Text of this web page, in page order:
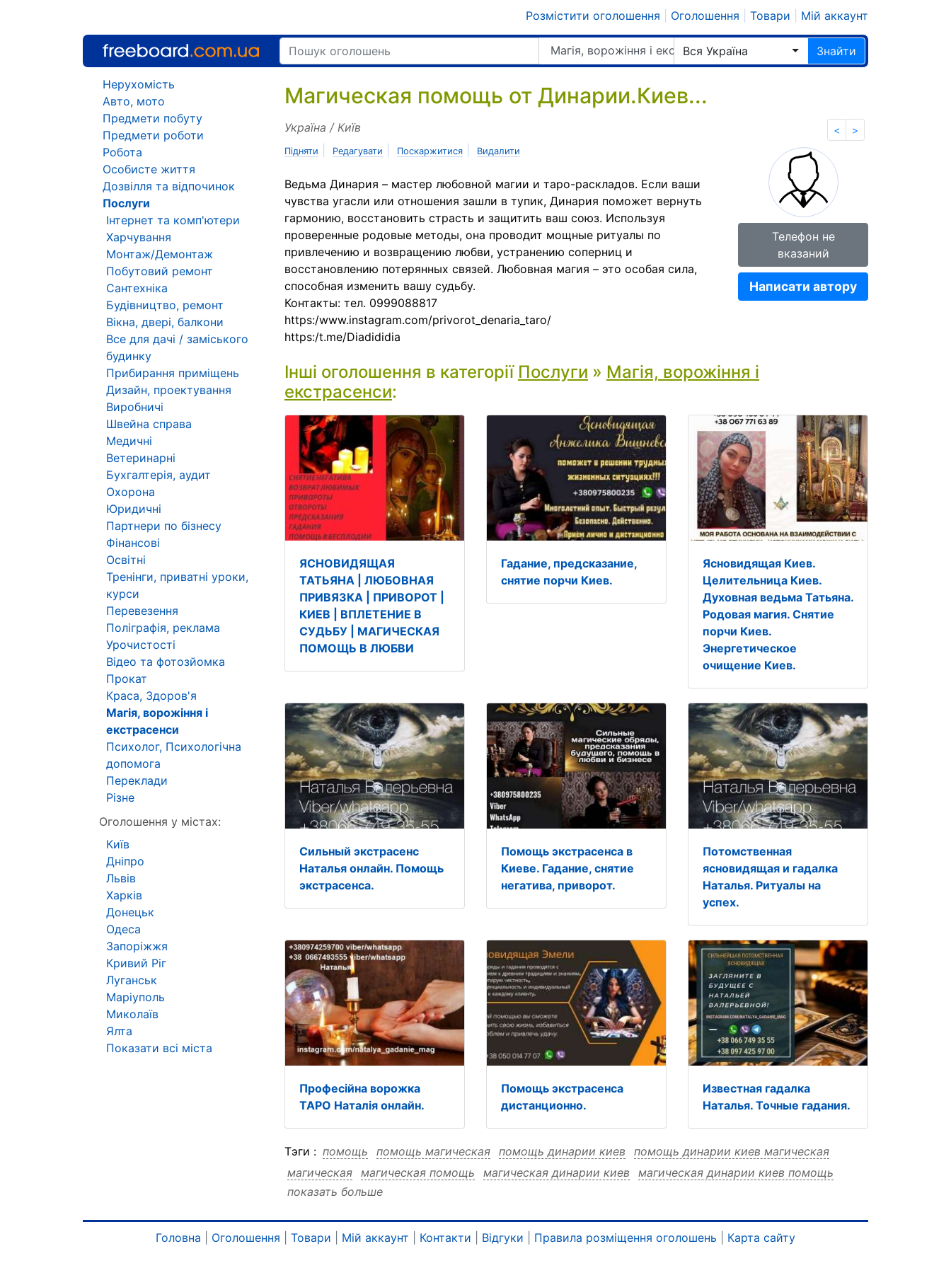
Розмістити оголошення Оголошення Товари Мій аккаунт
Магія, ворожіння і екстрасенси
Вся Україна Знайти
Магическая помощь от Динарии.Киев...
< >
Україна / Київ
Підняти Редагувати Поскаржитися Видалити
Ведьма Динария – мастер любовной магии и таро-раскладов. Если ваши
чувства угасли или отношения зашли в тупик, Динария поможет вернуть
гармонию, восстановить страсть и защитить ваш союз. Используя
проверенные родовые методы, она проводит мощные ритуалы по
привлечению и возвращению любви, устранению соперниц и
восстановлению потерянных связей. Любовная магия – это особая сила,
способная изменить вашу судьбу.
Контакты: тел. 0999088817
https:/www.instagram.com/privorot_denaria_taro/
https:/t.me/Diadididia
Телефон не
вказаний
Написати автору
Інші оголошення в категорії Послуги » Магія, ворожіння і
екстрасенси:
ЯСНОВИДЯЩАЯ
ТАТЬЯНА | ЛЮБОВНАЯ
ПРИВЯЗКА | ПРИВОРОТ |
КИЕВ | ВПЛЕТЕНИЕ В
СУДЬБУ | МАГИЧЕСКАЯ
ПОМОЩЬ В ЛЮБВИ
Гадание, предсказание,
снятие порчи Киев.
Ясновидящая Киев.
Целительница Киев.
Духовная ведьма Татьяна.
Родовая магия. Снятие
порчи Киев.
Энергетическое
очищение Киев.
Сильный экстрасенс
Наталья онлайн. Помощь
экстрасенса.
Помощь экстрасенса в
Киеве. Гадание, снятие
негатива, приворот.
Потомственная
ясновидящая и гадалка
Наталья. Ритуалы на
успех.
Професійна ворожка
ТАРО Наталія онлайн.
Помощь экстрасенса
дистанционно.
Известная гадалка
Наталья. Точные гадания.
Тэги : помощь помощь магическая помощь динарии киев
помощь динарии киев магическая
магическая магическая помощь магическая динарии киев
магическая динарии киев помощь
динарии киев динарии киев помощь
показать больше
Нерухомість
Авто, мото
Предмети побуту
Предмети роботи
Робота
Особисте життя
Дозвілля та відпочинок
Послуги
Інтернет та комп'ютери
Харчування
Монтаж/Демонтаж
Побутовий ремонт
Сантехніка
Будівництво, ремонт
Вікна, двері, балкони
Все для дачі / заміського
будинку
Прибирання приміщень
Дизайн, проектування
Виробничі
Швейна справа
Медичні
Ветеринарні
Бухгалтерія, аудит
Охорона
Юридичні
Партнери по бізнесу
Фінансові
Освітні
Тренінги, приватні уроки,
курси
Перевезення
Поліграфія, реклама
Урочистості
Відео та фотозйомка
Прокат
Краса, Здоров'я
Магія, ворожіння і
екстрасенси
Психолог, Психологічна
допомога
Переклади
Різне
Оголошення у містах:
Київ
Дніпро
Львів
Харків
Донецьк
Одеса
Запоріжжя
Кривий Ріг
Луганськ
Маріуполь
Миколаїв
Ялта
Показати всі міста
Головна Оголошення Товари Мій аккаунт Контакти Відгуки Правила розміщення оголошень Карта сайту